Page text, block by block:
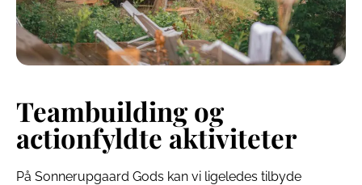
Teambuilding og
actionfyldte aktiviteter
På Sonnerupgaard Gods kan vi ligeledes tilbyde